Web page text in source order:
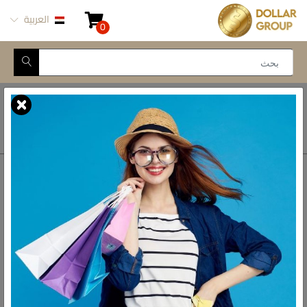
0 العربية
Closed for Maintenance
رواد الادوات المنزلية فى مصر
أتصل بنا
أحصل على الاتجاهات
ش المدينة المنورة -
محور طه حسين, 69 طه
حسين النزهة الجديدة -
القاهرة
الواتس اب
01093777446